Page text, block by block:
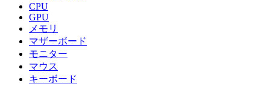
CPU
GPU
メモリ
マザーボード
モニター
マウス
キーボード